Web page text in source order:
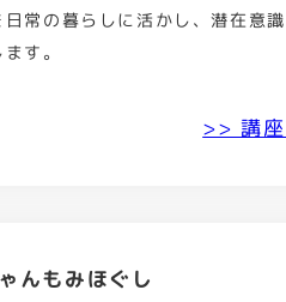
日常の暮らしに活かし、潜在意
す。
>> 講
んもみほぐし